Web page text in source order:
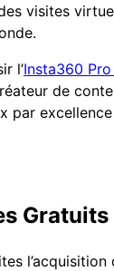
visites
l’Insta360
de
par
l’acquisition